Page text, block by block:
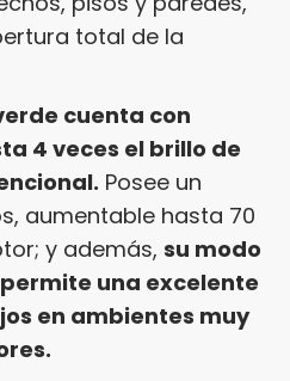
total de la
cuenta con
4 veces el brillo de
Posee un
aumentable hasta 70
y además, su modo
una excelente
en ambientes muy